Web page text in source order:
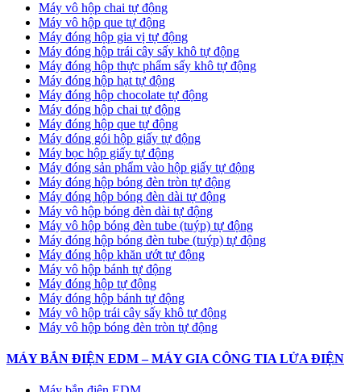
Máy vô hộp chai tự động
Máy vô hộp que tự động
Máy đóng hộp gia vị tự động
Máy đóng hộp trái cây sấy khô tự động
Máy đóng hộp thực phẩm sấy khô tự động
Máy đóng hộp hạt tự động
Máy đóng hộp chocolate tự động
Máy đóng hộp chai tự động
Máy đóng hộp que tự động
Máy đóng gói hộp giấy tự động
Máy bọc hộp giấy tự động
Máy đóng sản phẩm vào hộp giấy tự động
Máy đóng hộp bóng đèn tròn tự động
Máy đóng hộp bóng đèn dài tự động
Máy vô hộp bóng đèn dài tự động
Máy vô hộp bóng đèn tube (tuýp) tự động
Máy đóng hộp bóng đèn tube (tuýp) tự động
Máy đóng hộp khăn ướt tự động
Máy vô hộp bánh tự động
Máy đóng hộp tự động
Máy đóng hộp bánh tự động
Máy vô hộp trái cây sấy khô tự động
Máy vô hộp bóng đèn tròn tự động
MÁY BẮN ĐIỆN EDM – MÁY GIA CÔNG TIA LỬA ĐIỆN